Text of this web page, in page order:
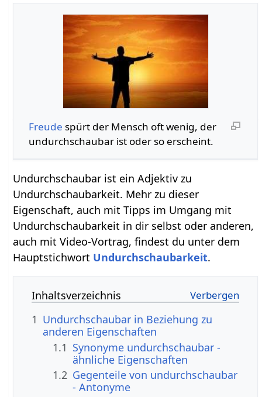
Freude spürt der Mensch oft wenig, der
undurchschaubar ist oder so erscheint.
Undurchschaubar ist ein Adjektiv zu
Undurchschaubarkeit. Mehr zu dieser
Eigenschaft, auch mit Tipps im Umgang mit
Undurchschaubarkeit in dir selbst oder anderen,
auch mit Video-Vortrag, findest du unter dem
Hauptstichwort Undurchschaubarkeit.
Inhaltsverzeichnis
1 Undurchschaubar in Beziehung zu
anderen Eigenschaften
1.1 Synonyme undurchschaubar -
ähnliche Eigenschaften
1.2 Gegenteile von undurchschaubar
- Antonyme